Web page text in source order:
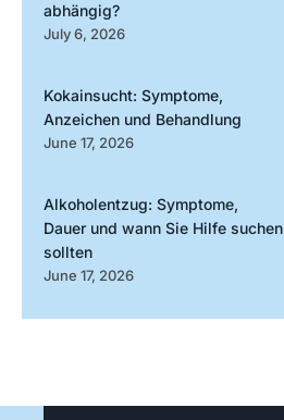
abhängig?
July 6, 2026
Kokainsucht: Symptome,
Anzeichen und Behandlung
June 17, 2026
Alkoholentzug: Symptome,
Dauer und wann Sie Hilfe suchen
sollten
June 17, 2026